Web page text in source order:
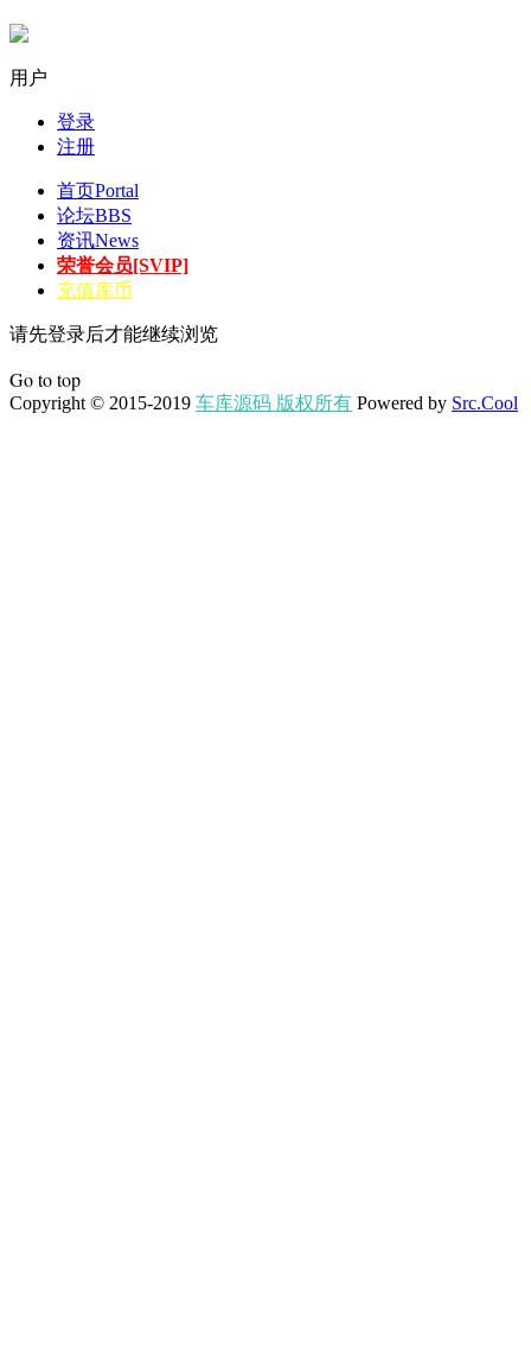
用户
登录
注册
首页Portal
论坛BBS
资讯News
荣誉会员[SVIP]
充值库币
请先登录后才能继续浏览
Go to top
Copyright © 2015-2019 车库源码 版权所有 Powered by Src.Cool